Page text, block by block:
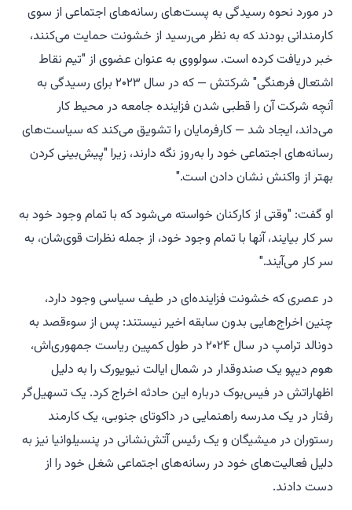
در مورد نحوه رسیدگی به پست‌های رسانه‌های اجتماعی از سوی
کارمندانی بودند که به نظر می‌رسید از خشونت حمایت می‌کنند،
خبر دریافت کرده است. سولووی به عنوان عضوی از "تیم نقاط
اشتعال فرهنگی" شرکتش — که در سال ۲۰۲۳ برای رسیدگی به
آنچه شرکت آن را قطبی شدن فزاینده جامعه در محیط کار
می‌داند، ایجاد شد — کارفرمایان را تشویق می‌کند که سیاست‌های
رسانه‌های اجتماعی خود را به‌روز نگه دارند، زیرا "پیش‌بینی کردن
بهتر از واکنش نشان دادن است."
او گفت: "وقتی از کارکنان خواسته می‌شود که با تمام وجود خود به
سر کار بیایند، آنها با تمام وجود خود، از جمله نظرات قوی‌شان، به
سر کار می‌آیند."
در عصری که خشونت فزاینده‌ای در طیف سیاسی وجود دارد،
چنین اخراج‌هایی بدون سابقه اخیر نیستند: پس از سوءقصد به
دونالد ترامپ در سال ۲۰۲۴ در طول کمپین ریاست جمهوری‌اش،
هوم دیپو یک صندوقدار در شمال ایالت نیویورک را به دلیل
اظهاراتش در فیس‌بوک درباره این حادثه اخراج کرد. یک تسهیل‌گر
رفتار در یک مدرسه راهنمایی در داکوتای جنوبی، یک کارمند
رستوران در میشیگان و یک رئیس آتش‌نشانی در پنسیلوانیا نیز به
دلیل فعالیت‌های خود در رسانه‌های اجتماعی شغل خود را از
دست دادند.